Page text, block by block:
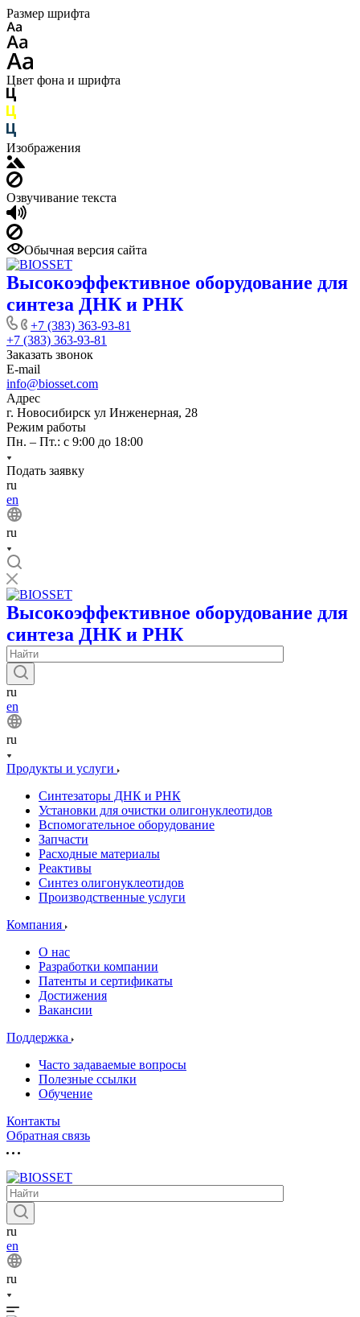
Размер шрифта
Цвет фона и шрифта
Изображения
Озвучивание текста
Обычная версия сайта
Высокоэффективное оборудование для
синтеза ДНК и РНК
+7 (383) 363-93-81
+7 (383) 363-93-81
Заказать звонок
E-mail
info@biosset.com
Адрес
г. Новосибирск ул Инженерная, 28
Режим работы
Пн. – Пт.: с 9:00 до 18:00
Подать заявку
ru
en
ru
Высокоэффективное оборудование для
синтеза ДНК и РНК
ru
en
ru
Продукты и услуги
Синтезаторы ДНК и РНК
Установки для очистки олигонуклеотидов
Вспомогательное оборудование
Запчасти
Расходные материалы
Реактивы
Синтез олигонуклеотидов
Производственные услуги
Компания
О нас
Разработки компании
Патенты и сертификаты
Достижения
Вакансии
Поддержка
Часто задаваемые вопросы
Полезные ссылки
Обучение
Контакты
Обратная связь
ru
en
ru